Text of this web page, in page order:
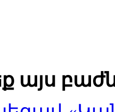
այս